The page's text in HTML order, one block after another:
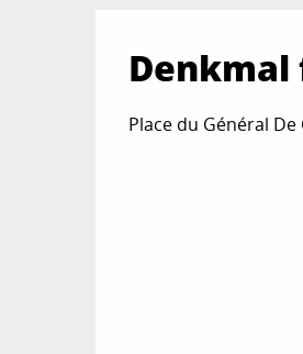
Denkmal
Place du Général